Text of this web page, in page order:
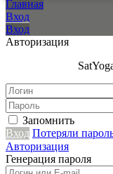
Главная
Вход
Вход
Авторизация
Запомнить
Вход Потеряли
Авторизация
Генерация пароля